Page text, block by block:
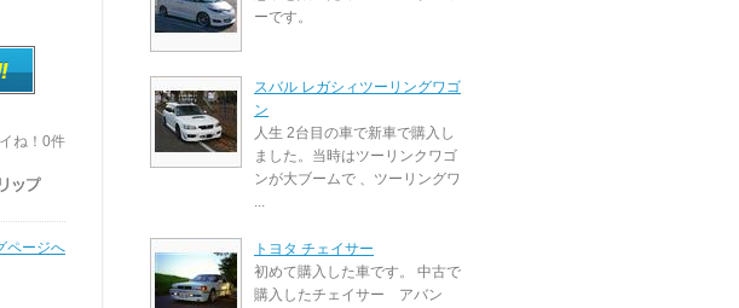
ね！0件
ページへ
ーです。
スバル レガシィツーリングワゴ
ン
人生 2台目の車で新車で購入し
ました。当時はツーリンクワゴ
ンが大ブームで 、ツーリングワ
...
トヨタ チェイサー
初めて購入した車です。 中古で
購入したチェイサー アバン